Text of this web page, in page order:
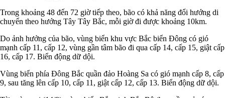
Trong khoảng 48 đến 72 giờ tiếp theo, bão có khả năng đổi hướng di
chuyển theo hướng Tây Tây Bắc, mỗi giờ đi được khoảng 10km.
Do ảnh hưởng của bão, vùng biển khu vực Bắc biển Đông có gió
mạnh cấp 11, cấp 12, vùng gần tâm bão đi qua cấp 14, cấp 15, giật cấp
16, cấp 17. Biển động dữ dội.
Vùng biển phía Đông Bắc quần đảo Hoàng Sa có gió mạnh cấp 8, cấp
9, sau tăng lên cấp 10, cấp 11, giật cấp 12, cấp 13. Biển động dữ dội.